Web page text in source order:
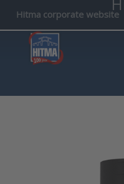
Hitma corporate website